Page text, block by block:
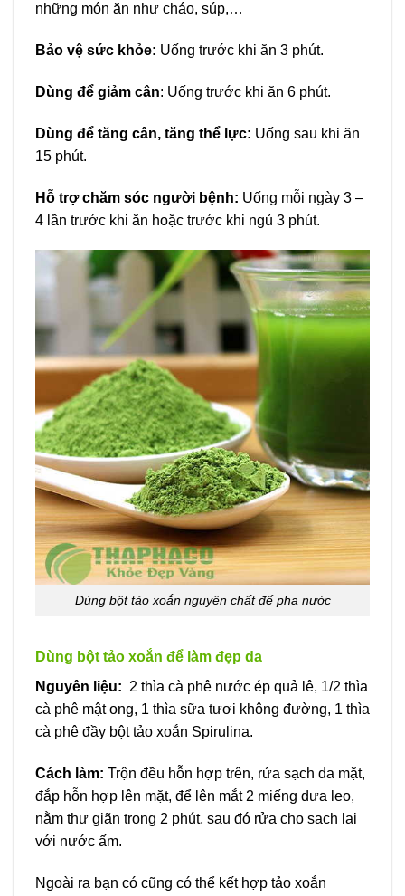
những món ăn như cháo, súp,…
Bảo vệ sức khỏe: Uống trước khi ăn 3 phút.
Dùng để giảm cân: Uống trước khi ăn 6 phút.
Dùng để tăng cân, tăng thể lực: Uống sau khi ăn
15 phút.
Hỗ trợ chăm sóc người bệnh: Uống mỗi ngày 3 –
4 lần trước khi ăn hoặc trước khi ngủ 3 phút.
Dùng bột tảo xoắn nguyên chất để pha nước
Dùng bột tảo xoắn để làm đẹp da
Nguyên liệu: 2 thìa cà phê nước ép quả lê, 1/2 thìa
cà phê mật ong, 1 thìa sữa tươi không đường, 1 thìa
cà phê đầy bột tảo xoắn Spirulina.
Cách làm: Trộn đều hỗn hợp trên, rửa sạch da mặt,
đắp hỗn hợp lên mặt, để lên mắt 2 miếng dưa leo,
nằm thư giãn trong 2 phút, sau đó rửa cho sạch lại
với nước ấm.
Ngoài ra bạn có cũng có thể kết hợp tảo xoắn